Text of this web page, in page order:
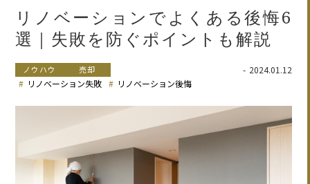
リノベーションでよくある後悔6
選｜失敗を防ぐポイントも解説
ノウハウ 売却
リノベーション失敗 リノベーション後悔
2024.01.12